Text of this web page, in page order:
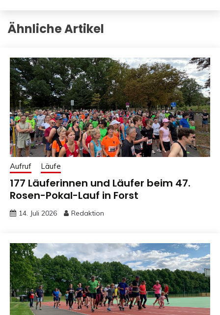
Ähnliche Artikel
Aufruf Läufe
177 Läuferinnen und Läufer beim 47.
Rosen-Pokal-Lauf in Forst
14. Juli 2026 Redaktion